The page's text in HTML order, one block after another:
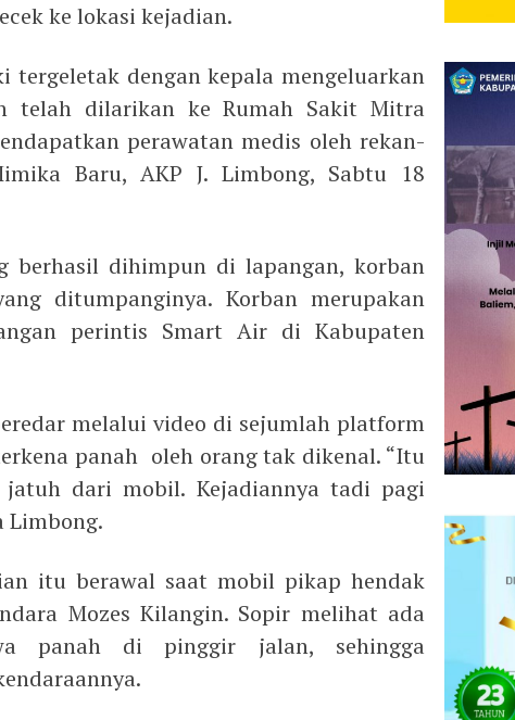
ke lokasi kejadian.
tergeletak dengan kepala mengeluarkan
telah dilarikan ke Rumah Sakit Mitra
perawatan medis oleh rekan-
Baru, AKP J. Limbong, Sabtu 18
berhasil dihimpun di lapangan, korban
ditumpanginya. Korban merupakan
perintis Smart Air di Kabupaten
melalui video di sejumlah platform
panah oleh orang tak dikenal. “Itu
dari mobil. Kejadiannya tadi pagi
Limbong.
itu berawal saat mobil pikap hendak
Mozes Kilangin. Sopir melihat ada
panah di pinggir jalan, sehingga